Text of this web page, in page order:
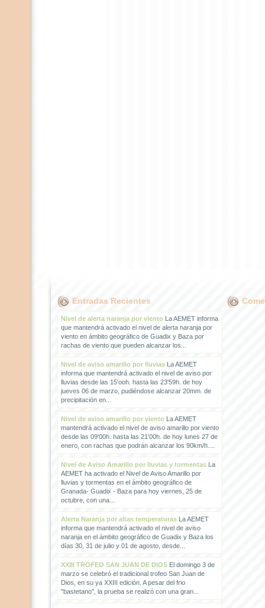
Entradas Recientes
Nivel de alerta naranja por vientoLa AEMET informa
que mantendrá activado el nivel de alerta naranja por
viento en ámbito geográfico de Guadix y Baza por
rachas de viento que pueden alcanzar los...
Nivel de aviso amarillo por lluviasLa AEMET
informa que mantendrá activado el nivel de aviso por
lluvias desde las 15'ooh. hasta las 23'59h. de hoy
jueves 06 de marzo, pudiéndose alcanzar 20mm. de
precipitación en...
Nivel de aviso amarillo por vientoLa AEMET
mantendrá activado el nivel de aviso amarillo por viento
desde las 09'00h. hasta las 21'00h. de hoy lunes 27 de
enero, con rachas que podrán alcanzar los 90km/h....
Nivel de Aviso Amarillo por lluvias y tormentasLa
AEMET ha activado el Nivel de Aviso Amarillo por
lluvias y tormentas en el ámbito geográfico de
Granada- Guadix - Baza para hoy viernes, 25 de
octubre, con una...
Alerta Naranja por altas temperaturasLa AEMET
informa que mantendrá activado el nivel de aviso
naranja en el ámbito geográfico de Guadix y Baza los
días 30, 31 de julio y 01 de agosto, desde...
XXIII TROFEO SAN JUAN DE DIOSEl domingo 3 de
marzo se celebró el tradicional trofeo San Juan de
Dios, en su ya XXIII edición. A pesar del frio
"bastetano", la prueba se realizó con una gran...